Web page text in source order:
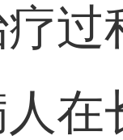
在